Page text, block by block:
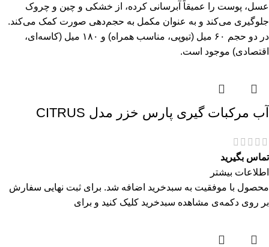
عسل، پوست را عمیقاً آبرسانی کرده، از خشکی و چین و چروک
جلوگیری می‌کند و به عنوان مکمل به حجم‌دهی صورت کمک می‌کند.
در دو حجم ۶۰ میل (تیوپی، مناسب همراه) و ۱۸۰ میل (کاسه‌ای،
اقتصادی) موجود است.
آب مرکبات گیری پارس خزر مدل CITRUS
تماس بگیرید
اطلاعات بیشتر
محصول با موفقیت به سبدخرید اضافه شد. برای ثبت نهایی سفارش
بر روی دکمه‌ی مشاهده سبدخرید کلیک کنید و برای